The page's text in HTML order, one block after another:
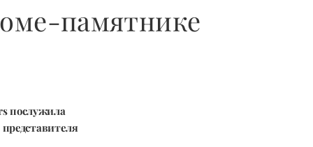
памятнике
послужила